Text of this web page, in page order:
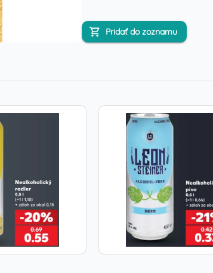
Pridať do zoznamu